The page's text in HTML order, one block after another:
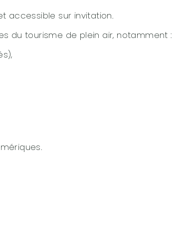
accessible sur invitation.
du tourisme de plein air, notamment :